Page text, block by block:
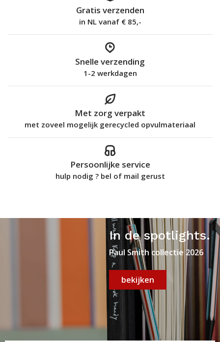
Gratis verzenden
in NL vanaf € 85,-
Snelle verzending
1-2 werkdagen
Met zorg verpakt
met zoveel mogelijk gerecycled opvulmateriaal
Persoonlijke service
hulp nodig ? bel of mail gerust
In de spotlights.
Paul Smith collectie 2026
bekijken